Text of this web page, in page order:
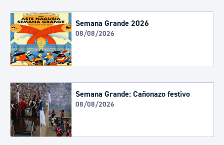
Semana Grande 2026
08/08/2026
Semana Grande: Cañonazo festivo
08/08/2026